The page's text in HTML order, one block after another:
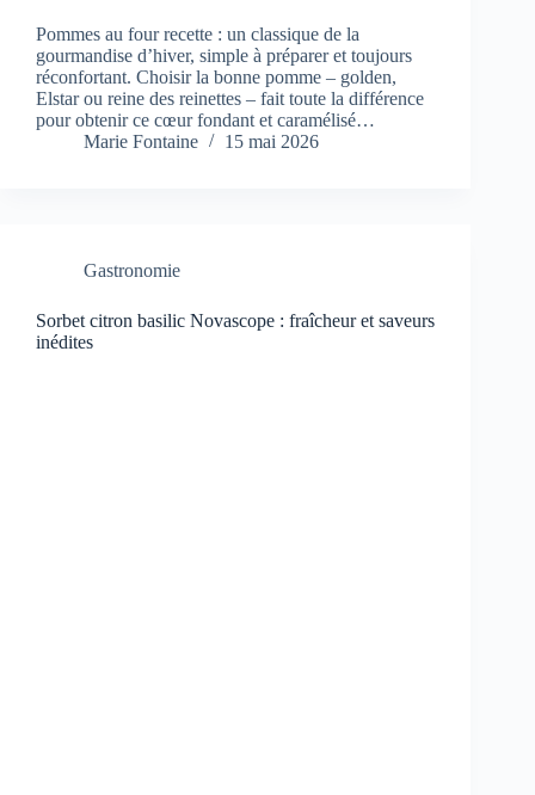
Pommes au four recette : un classique de la
gourmandise d’hiver, simple à préparer et toujours
réconfortant. Choisir la bonne pomme – golden,
Elstar ou reine des reinettes – fait toute la différence
pour obtenir ce cœur fondant et caramélisé…
Marie Fontaine
15 mai 2026
Gastronomie
Sorbet citron basilic Novascope : fraîcheur et saveurs
inédites